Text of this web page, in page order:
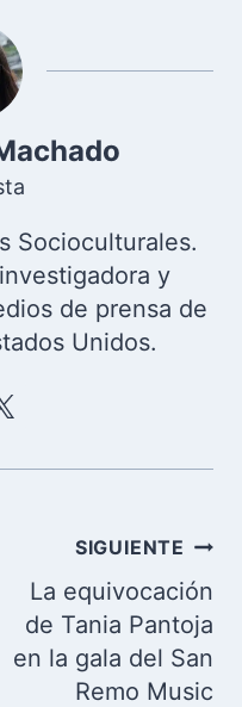
Socioculturales.
y
de prensa de
Unidos.
SIGUIENTE
La equivocación
de Tania Pantoja
en la gala del San
Remo Music